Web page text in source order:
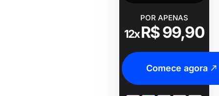
POR APENAS
12xR$ 99,90
Comece agora